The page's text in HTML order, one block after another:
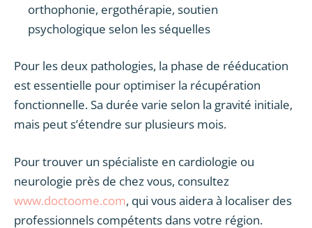
orthophonie, ergothérapie, soutien
psychologique selon les séquelles
Pour les deux pathologies, la phase de rééducation
est essentielle pour optimiser la récupération
fonctionnelle. Sa durée varie selon la gravité initiale,
mais peut s’étendre sur plusieurs mois.
Pour trouver un spécialiste en cardiologie ou
neurologie près de chez vous, consultez
www.doctoome.com, qui vous aidera à localiser des
professionnels compétents dans votre région.